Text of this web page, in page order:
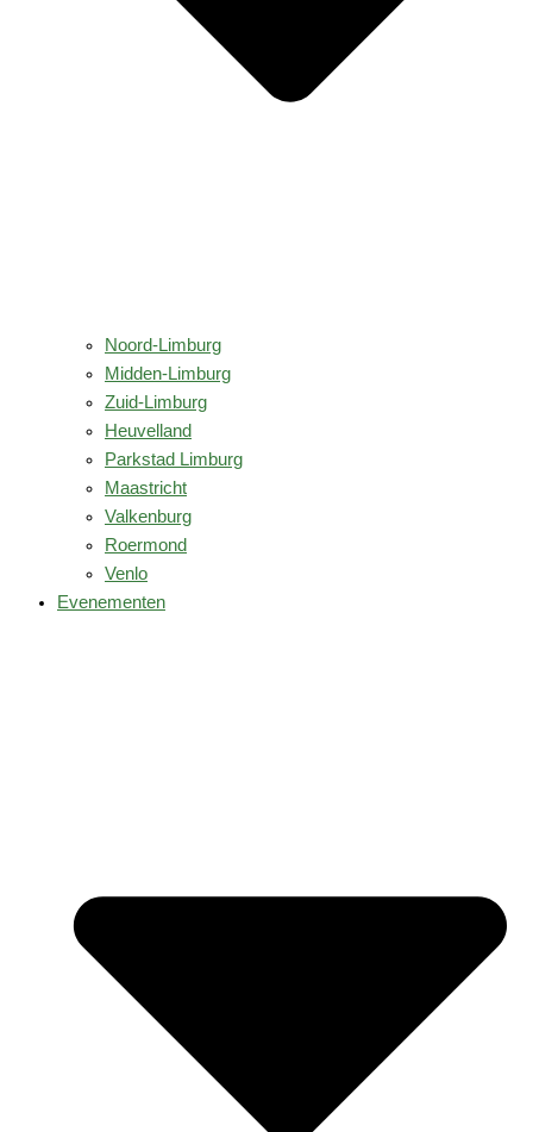
Noord-Limburg
Midden-Limburg
Zuid-Limburg
Heuvelland
Parkstad Limburg
Maastricht
Valkenburg
Roermond
Venlo
Evenementen